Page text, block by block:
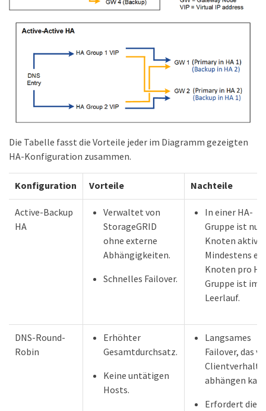
Die Tabelle fasst die Vorteile jeder im Diagramm gezeigten
HA-Konfiguration zusammen.
Konfiguration Vorteile Nachteile
Active-Backup
HA
Verwaltet von
StorageGRID
ohne externe
Abhängigkeiten.
Schnelles Failover.
In einer HA-
Gruppe ist nur
Knoten aktiv.
Mindestens ein
Knoten pro
Gruppe ist im
Leerlauf.
DNS-Round-
Robin
Erhöhter
Gesamtdurchsatz.
Keine untätigen
Hosts.
Langsames
Failover, das
abhängen
Erfordert die